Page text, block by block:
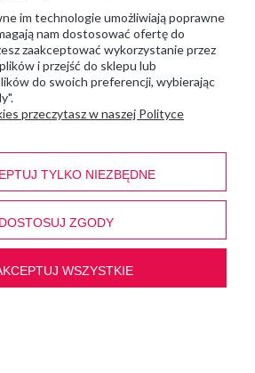
Bralin
pełną wersję strony
im technologie umożliwiają poprawne
nam dostosować ofertę do
zaakceptować wykorzystanie przez
i przejść do sklepu lub
do swoich preferencji, wybierając
przeczytasz w naszej Polityce
TYLKO NIEZBĘDNE
DOSTOSUJ ZGODY
WSZYSTKIE